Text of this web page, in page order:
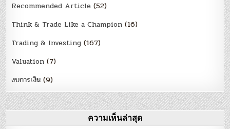
Recommended Article (52)
Think & Trade Like a Champion (16)
Trading & Investing (167)
Valuation (7)
งบการเงิน (9)
ความเห็นล่าสุด